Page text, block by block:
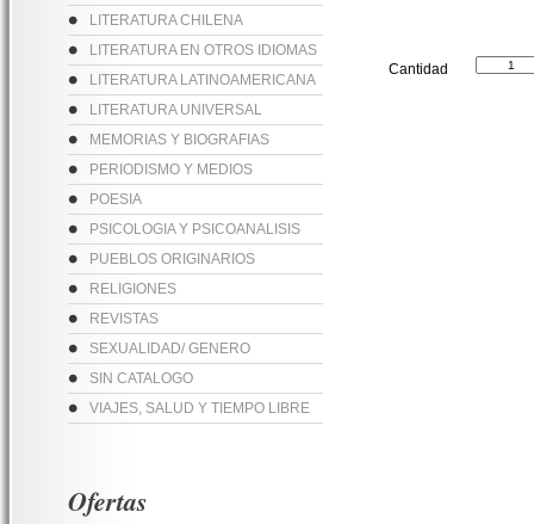
LITERATURA CHILENA
LITERATURA EN OTROS IDIOMAS
LITERATURA LATINOAMERICANA
LITERATURA UNIVERSAL
MEMORIAS Y BIOGRAFIAS
PERIODISMO Y MEDIOS
POESIA
PSICOLOGIA Y PSICOANALISIS
PUEBLOS ORIGINARIOS
RELIGIONES
REVISTAS
SEXUALIDAD/ GENERO
SIN CATALOGO
VIAJES, SALUD Y TIEMPO LIBRE
Cantidad
Ofertas